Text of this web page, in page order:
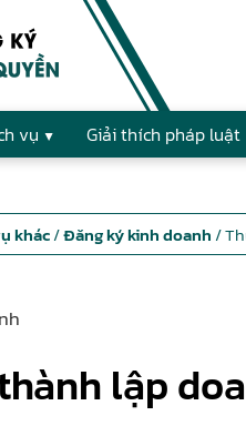
vụ Giải thích pháp luật
khác/Đăng ký kinh doanh /
lập